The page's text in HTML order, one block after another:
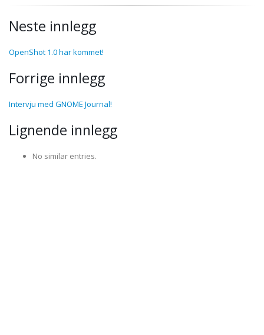
Neste innlegg
OpenShot 1.0 har kommet!
Forrige innlegg
Intervju med GNOME Journal!
Lignende innlegg
No similar entries.